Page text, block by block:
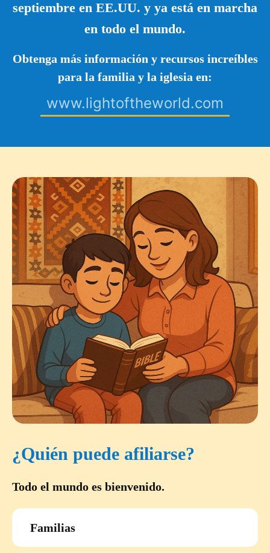
septiembre en EE.UU. y ya está en marcha
en todo el mundo.
Obtenga más información y recursos increíbles
para la familia y la iglesia en:
www.lightoftheworld.com
¿Quién puede afiliarse?
Todo el mundo es bienvenido.
Familias